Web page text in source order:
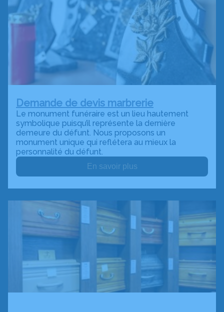
Demande de devis marbrerie
Le monument funéraire est un lieu hautement
symbolique puisqu’il représente la dernière
demeure du défunt. Nous proposons un
monument unique qui reflétera au mieux la
personnalité du défunt.
En savoir plus